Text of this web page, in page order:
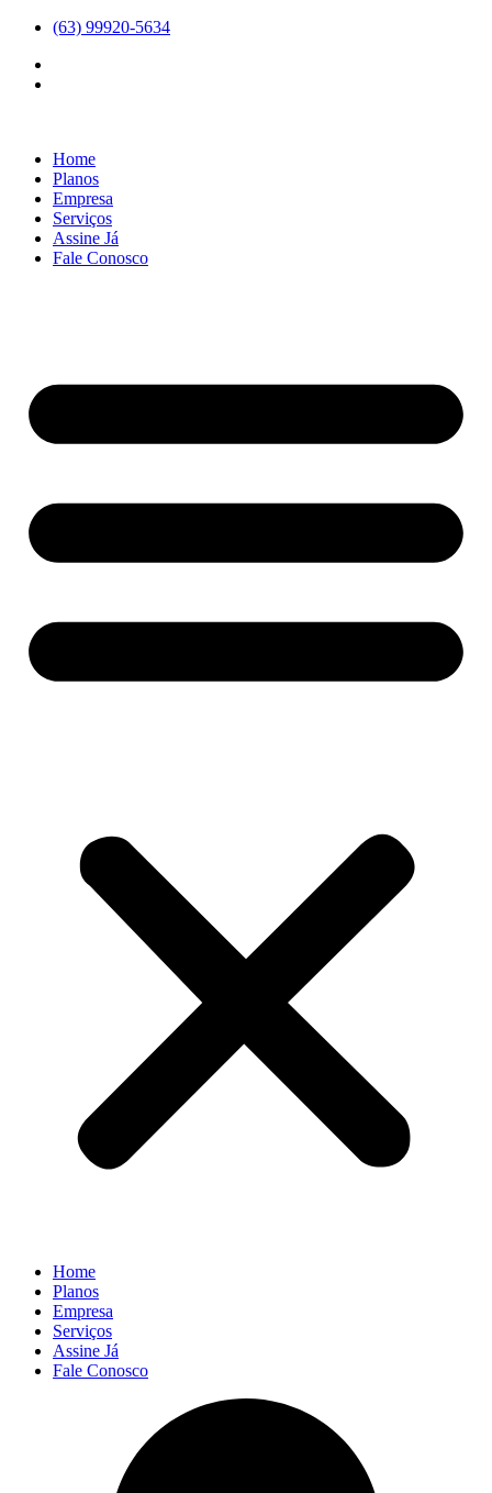
conteúdo
(63) 99920-5634
Home
Planos
Empresa
Serviços
Assine Já
Fale Conosco
Home
Planos
Empresa
Serviços
Assine Já
Fale Conosco